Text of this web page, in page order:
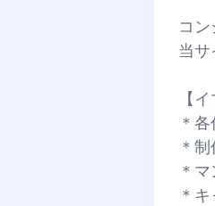
コン
当サ
【
＊
＊
＊
＊